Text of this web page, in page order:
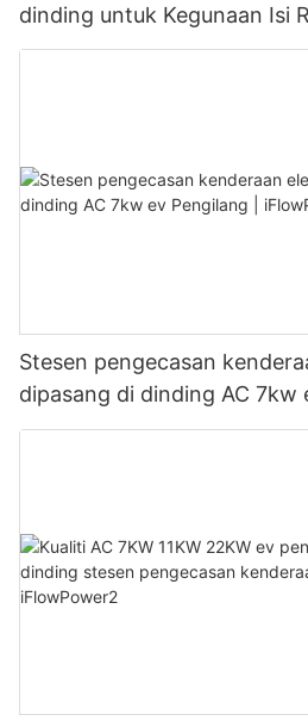
dinding untuk Kegunaan Isi
OCPP1.6J
Stesen pengecasan
dipasang di dinding AC 7kw
iFlowPower3